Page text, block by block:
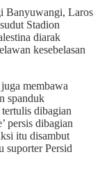
Banyuwangi, Laros
Stadion
diarak
kesebelasan
membawa
spanduk
dibagian
persis dibagian
itu disambut
suporter Persid